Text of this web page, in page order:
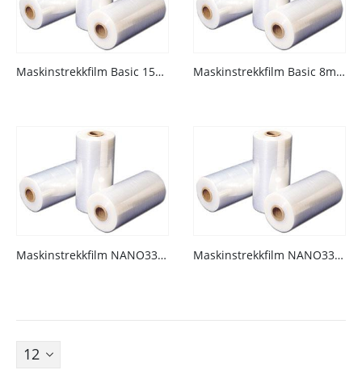
Maskinstrekkfilm Basic 15my Klar 290% Maskinstrekkfilm Basic 8my Klar 100%
Maskinstrekkfilm NANO33 12my Klar 300% Maskinstrekkfilm NANO33 15my Klar 340%
Fjellhamar
+47 22 38 28 00
Nyhetsbrev